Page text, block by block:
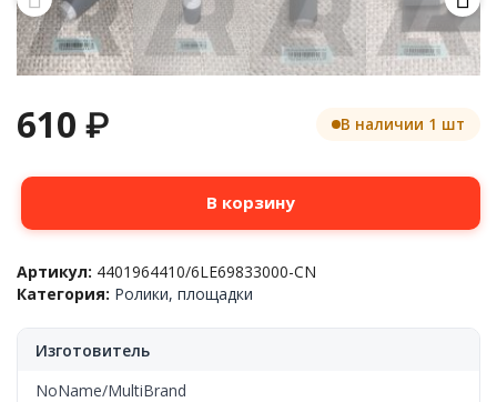
610 ₽ В наличии 1 шт
Количество
Ролик
из
лотка,
2060/16/20/25/168/208/1600/2500,
6LE69833000/41304048000,
CN
В корзину
Артикул: 4401964410/6LE69833000-CN
Категория: Ролики, площадки
Изготовитель
NoName/MultiBrand